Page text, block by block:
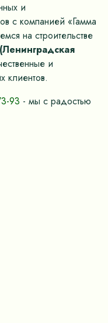
и
с компанией «Гамма
на строительстве
и
клиентов.
93 - мы с радостью